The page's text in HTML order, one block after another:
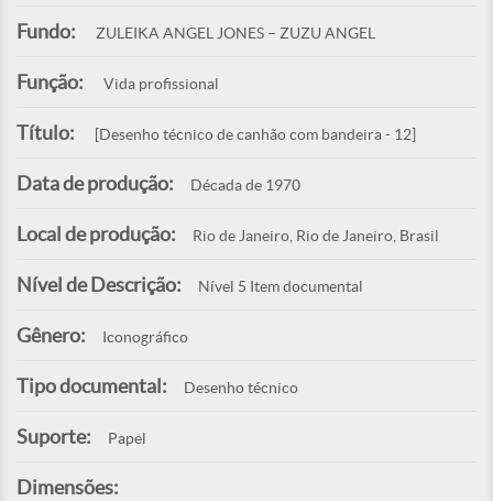
Fundo: ZULEIKA ANGEL JONES – ZUZU ANGEL
Função: Vida profissional
Título: [Desenho técnico de canhão com bandeira - 12]
Data de produção: Década de 1970
Local de produção: Rio de Janeiro, Rio de Janeiro, Brasil
Nível de Descrição: Nível 5 Item documental
Gênero: Iconográfico
Tipo documental: Desenho técnico
Suporte: Papel
Dimensões: